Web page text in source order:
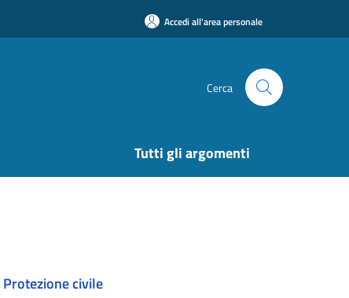
Accedi all'area personale
Cerca
Tutti gli argomenti
Protezione civile